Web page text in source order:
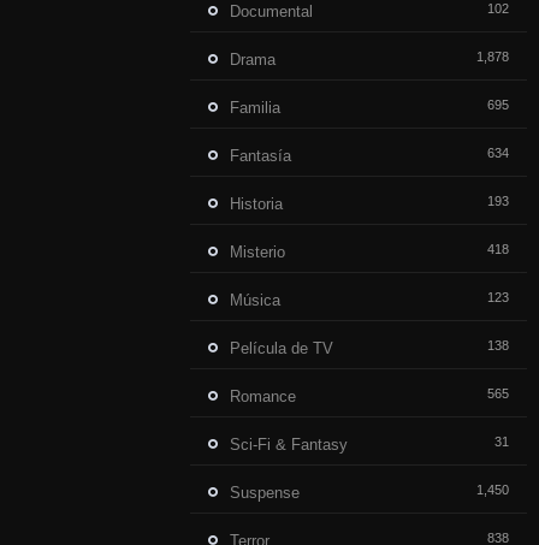
Documental 102
Drama 1,878
Familia 695
Fantasía 634
Historia 193
Misterio 418
Música 123
Película de TV 138
Romance 565
Sci-Fi & Fantasy 31
Suspense 1,450
Terror 838